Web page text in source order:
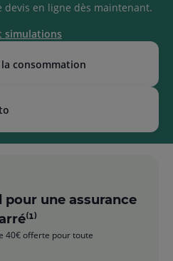
devis en ligne dès maintenant.
simulations
consommation
une assurance
40€ offerte pour toute